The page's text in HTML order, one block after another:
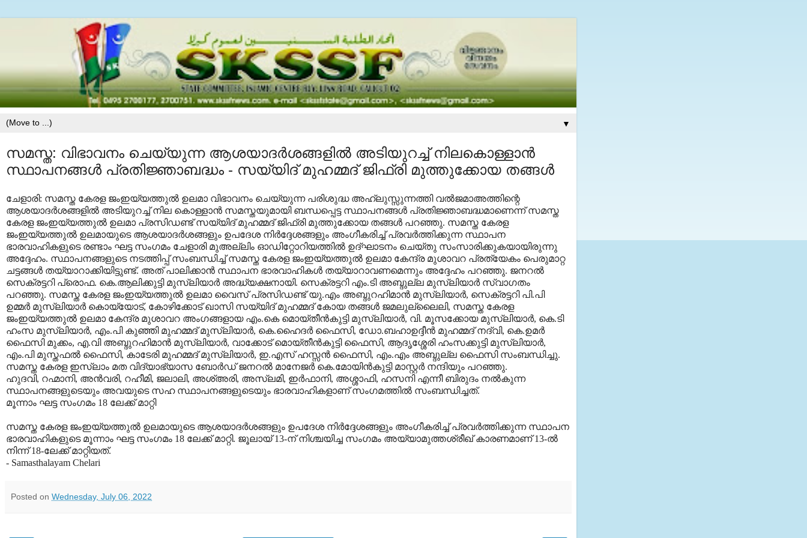
▼
സമസ്ത: വിഭാവനം ചെയ്യുന്ന ആശയാദര്‍ശങ്ങളില്‍ അടിയുറച്ച് നിലകൊള്ളാന്‍
സ്ഥാപനങ്ങള്‍ പ്രതിജ്ഞാബദ്ധം - സയ്യിദ് മുഹമ്മദ് ജിഫ്‌രി മുത്തുക്കോയ തങ്ങള്‍
ചേളാരി: സമസ്ത കേരള ജംഇയ്യത്തുല്‍ ഉലമാ വിഭാവനം ചെയ്യുന്ന പരിശുദ്ധ അഹ്‌ലുസ്സുന്നത്തി വല്‍ജമാഅത്തിന്റെ
ആശയാദര്‍ശങ്ങളില്‍ അടിയുറച്ച് നില കൊള്ളാന്‍ സമസ്തയുമായി ബന്ധപ്പെട്ട സ്ഥാപനങ്ങള്‍ പ്രതിജ്ഞാബദ്ധമാണെന്ന് സമസ്ത
കേരള ജംഇയ്യത്തുല്‍ ഉലമാ പ്രസിഡണ്ട് സയ്യിദ് മുഹമ്മദ് ജിഫ്‌രി മുത്തുക്കോയ തങ്ങള്‍ പറഞ്ഞു. സമസ്ത കേരള
ജംഇയ്യത്തുല്‍ ഉലമായുടെ ആശയാദര്‍ശങ്ങളും ഉപദേശ നിര്‍ദ്ദേശങ്ങളും അംഗീകരിച്ച് പ്രവര്‍ത്തിക്കുന്ന സ്ഥാപന
ഭാരവാഹികളുടെ രണ്ടാം ഘട്ട സംഗമം ചേളാരി മുഅല്ലിം ഓഡിറ്റോറിയത്തില്‍ ഉദ്ഘാടനം ചെയ്തു സംസാരിക്കുകയായിരുന്നു
അദ്ദേഹം. സ്ഥാപനങ്ങളുടെ നടത്തിപ്പ് സംബന്ധിച്ച് സമസ്ത കേരള ജംഇയ്യത്തുല്‍ ഉലമാ കേന്ദ്ര മുശാവറ പ്രത്യേകം പെരുമാറ്റ
ചട്ടങ്ങള്‍ തയ്യാറാക്കിയിട്ടുണ്ട്. അത് പാലിക്കാന്‍ സ്ഥാപന ഭാരവാഹികള്‍ തയ്യാറാവണമെന്നും അദ്ദേഹം പറഞ്ഞു. ജനറല്‍
സെക്രട്ടറി പ്രൊഫ. കെ.ആലിക്കുട്ടി മുസ്‌ലിയാര്‍ അദ്ധ്യക്ഷനായി. സെക്രട്ടറി എം.ടി അബ്ദുല്ല മുസ്‌ലിയാര്‍ സ്വാഗതം
പറഞ്ഞു. സമസ്ത കേരള ജംഇയ്യത്തുല്‍ ഉലമാ വൈസ് പ്രസിഡണ്ട് യു.എം അബ്ദുറഹിമാന്‍ മുസ്‌ലിയാര്‍, സെക്രട്ടറി പി.പി
ഉമ്മര്‍ മുസ്‌ലിയാര്‍ കൊയ്യോട്, കോഴിക്കോട് ഖാസി സയ്യിദ് മുഹമ്മദ് കോയ തങ്ങള്‍ ജമലുല്ലൈലി, സമസ്ത കേരള
ജംഇയ്യത്തുല്‍ ഉലമാ കേന്ദ്ര മുശാവറ അംഗങ്ങളായ എം.കെ മൊയ്തീന്‍കുട്ടി മുസ്‌ലിയാര്‍, വി. മൂസക്കോയ മുസ്‌ലിയാര്‍, കെ.ടി
ഹംസ മുസ്‌ലിയാര്‍, എം.പി കുഞ്ഞി മുഹമ്മദ് മുസ്‌ലിയാര്‍, കെ.ഹൈദര്‍ ഫൈസി, ഡോ.ബഹാഉദ്ദീന്‍ മുഹമ്മദ് നദ്‌വി, കെ.ഉമര്‍
ഫൈസി മുക്കം, എ.വി അബ്ദുറഹിമാന്‍ മുസ്‌ലിയാര്‍, വാക്കോട് മൊയ്തീന്‍കുട്ടി ഫൈസി, ആദൃശ്ശേരി ഹംസക്കുട്ടി മുസ്‌ലിയാര്‍,
എം.പി മുസ്തഫല്‍ ഫൈസി, കാടേരി മുഹമ്മദ് മുസ്‌ലിയാര്‍, ഇ.എസ് ഹസ്സന്‍ ഫൈസി, എം.എം അബ്ദുല്ല ഫൈസി സംബന്ധിച്ചു.
സമസ്ത കേരള ഇസ്‌ലാം മത വിദ്യാഭ്യാസ ബോര്‍ഡ് ജനറല്‍ മാനേജര്‍ കെ.മോയിന്‍കുട്ടി മാസ്റ്റര്‍ നന്ദിയും പറഞ്ഞു.
ഹുദവി, റഹ്മാനി, അന്‍വരി, റഹീമി, ജലാലി, അശ്അരി, അസ്‌ലമി, ഇര്‍ഫാനി, അശ്ശാഫി, ഹസനി എന്നീ ബിരുദം നല്‍കുന്ന
സ്ഥാപനങ്ങളുടെയും അവയുടെ സഹ സ്ഥാപനങ്ങളുടെയും ഭാരവാഹികളാണ് സംഗമത്തില്‍ സംബന്ധിച്ചത്.
മൂന്നാം ഘട്ട സംഗമം 18 ലേക്ക് മാറ്റി
സമസ്ത കേരള ജംഇയ്യത്തുല്‍ ഉലമായുടെ ആശയാദര്‍ശങ്ങളും ഉപദേശ നിര്‍ദ്ദേശങ്ങളും അംഗീകരിച്ച് പ്രവര്‍ത്തിക്കുന്ന സ്ഥാപന
ഭാരവാഹികളുടെ മൂന്നാം ഘട്ട സംഗമം 18 ലേക്ക് മാറ്റി. ജൂലായ് 13-ന് നിശ്ചയിച്ച സംഗമം അയ്യാമുത്തശ്‌രീഖ് കാരണമാണ് 13-ല്‍
നിന്ന് 18-ലേക്ക് മാറ്റിയത്.
- Samasthalayam Chelari
Posted on Wednesday, July 06, 2022